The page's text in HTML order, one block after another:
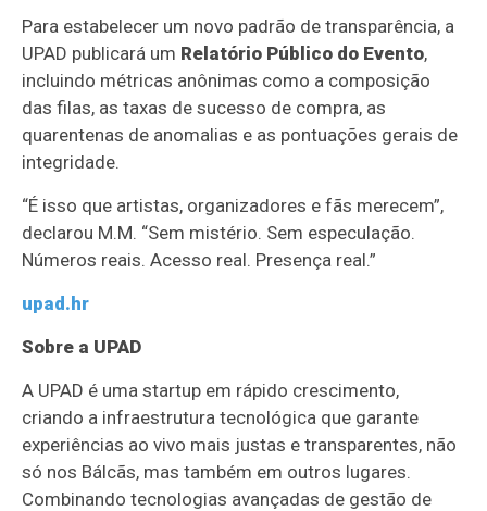
Para estabelecer um novo padrão de transparência, a
UPAD publicará um Relatório Público do Evento,
incluindo métricas anônimas como a composição
das filas, as taxas de sucesso de compra, as
quarentenas de anomalias e as pontuações gerais de
integridade.
“É isso que artistas, organizadores e fãs merecem”,
declarou M.M. “Sem mistério. Sem especulação.
Números reais. Acesso real. Presença real.”
upad.hr
Sobre a UPAD
A UPAD é uma startup em rápido crescimento,
criando a infraestrutura tecnológica que garante
experiências ao vivo mais justas e transparentes, não
só nos Bálcãs, mas também em outros lugares.
Combinando tecnologias avançadas de gestão de